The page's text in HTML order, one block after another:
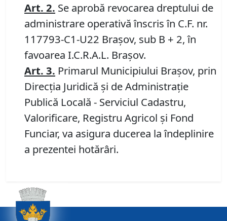
Art. 2. Se aprobă revocarea dreptului de
administrare operativă înscris în C.F. nr.
117793-C1-U22 Brașov, sub B + 2, în
favoarea I.C.R.A.L. Brașov.
Art. 3. Primarul Municipiului Brașov, prin
Direcția Juridică și de Administrație
Publică Locală - Serviciul Cadastru,
Valorificare, Registru Agricol și Fond
Funciar, va asigura ducerea la îndeplinire
a prezentei hotărâri.